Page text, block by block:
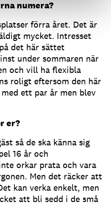
numera?
förra året. Det är
mycket. Intresset
det här sättet
under sommaren när
och vill ha flexibla
roligt eftersom den här
ett par år men blev
er?
så de ska känna sig
16 år och
orkar prata och vara
Men det räcker att
kan verka enkelt, men
att bli sedd i de små